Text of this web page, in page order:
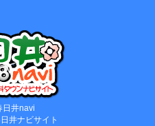
日井navi
井ナビサイト